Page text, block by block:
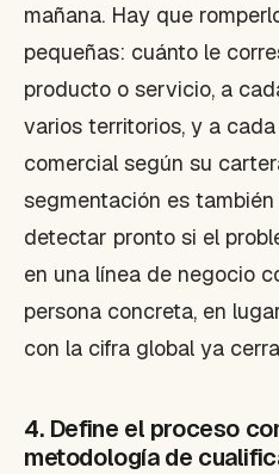
mañana. Hay que
pequeñas: cuánto le
producto o servicio, a
varios territorios, y a
comercial según su
segmentación es
detectar pronto si el
en una línea de negocio
persona concreta, en
con la cifra global ya
4. Define el proceso
metodología de